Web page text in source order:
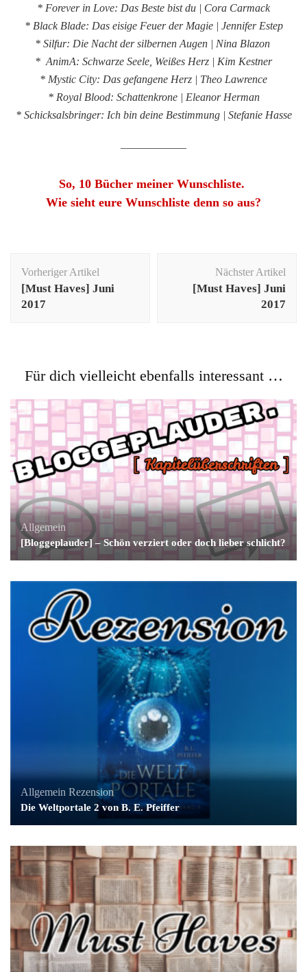
* Forever in Love: Das Beste bist du | Cora Carmack
* Black Blade: Das eisige Feuer der Magie | Jennifer Estep
* Silfur: Die Nacht der silbernen Augen | Nina Blazon
* AnimA: Schwarze Seele, Weißes Herz | Kim Kestner
* Mystic City: Das gefangene Herz | Theo Lawrence
* Royal Blood: Schattenkrone | Eleanor Herman
* Schicksalsbringer: Ich bin deine Bestimmung | Stefanie Hasse
——————
So, 10 Bücher meiner Wunschliste.
Wie sieht eure Wunschliste denn so aus?
Vorheriger Artikel
[Must Haves] Juni
2017
Nächster Artikel
[Must Haves] Juni
2017
Für dich vielleicht ebenfalls interessant …
Allgemein
[Bloggeplauder] – Schön verziert oder doch lieber schlicht?
Allgemein Rezension
Die Weltportale 2 von B. E. Pfeiffer